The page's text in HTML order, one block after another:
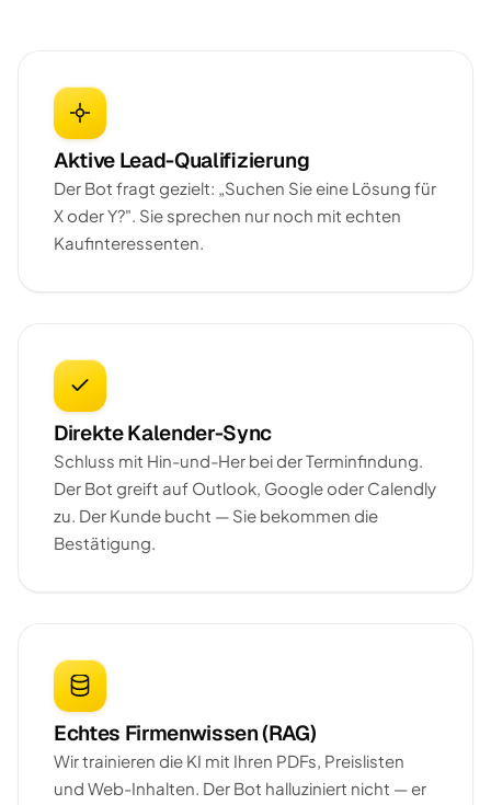
Aktive Lead-Qualifizierung
Der Bot fragt gezielt: „Suchen Sie eine Lösung für
X oder Y?". Sie sprechen nur noch mit echten
Kaufinteressenten.
Direkte Kalender-Sync
Schluss mit Hin-und-Her bei der Terminfindung.
Der Bot greift auf Outlook, Google oder Calendly
zu. Der Kunde bucht — Sie bekommen die
Bestätigung.
Echtes Firmenwissen (RAG)
Wir trainieren die KI mit Ihren PDFs, Preislisten
und Web-Inhalten. Der Bot halluziniert nicht — er